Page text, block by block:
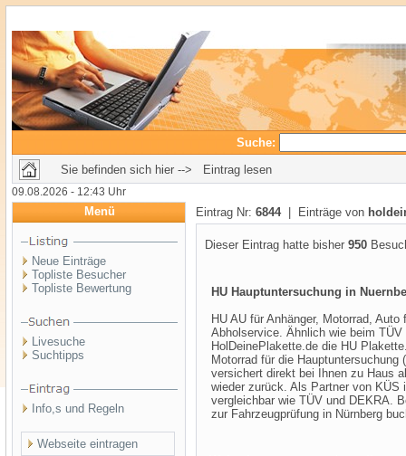
Suche:
Sie befinden sich hier --> Eintrag lesen
09.08.2026 - 12:43 Uhr
Menü
Neue Einträge
Topliste Besucher
Topliste Bewertung
Livesuche
Suchtipps
Info,s und Regeln
Webseite eintragen
Eintrag Nr: 6844| Einträge von
Dieser Eintrag hatte bisher 950
HU Hauptuntersuchung in
HU AU für Anhänger, Motorrad,
Abholservice. Ähnlich wie beim
HolDeinePlakette.de die HU
Motorrad für die
versichert direkt bei Ihnen zu Haus
wieder zurück. Als Partner von
vergleichbar wie TÜV und DEKRA.
zur Fahrzeugprüfung in Nürnberg